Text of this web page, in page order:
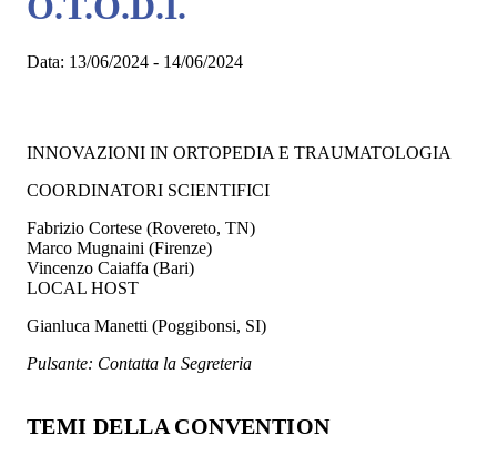
Data: 13/06/2024 - 14/06/2024
INNOVAZIONI IN ORTOPEDIA E TRAUMATOLOGIA
COORDINATORI SCIENTIFICI
Fabrizio Cortese (Rovereto, TN)
Marco Mugnaini (Firenze)
Vincenzo Caiaffa (Bari)
LOCAL HOST
Gianluca Manetti (Poggibonsi, SI)
Pulsante: Contatta la Segreteria
TEMI DELLA CONVENTION